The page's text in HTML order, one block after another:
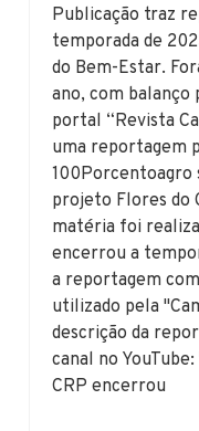
Publicação traz
temporada de
do Bem-Estar.
ano, com
portal “Revista
uma reportagem
100Porcentoagro
projeto Flores do
matéria foi
encerrou a
a reportagem
utilizado pela
descrição da
canal no
CRP encerrou